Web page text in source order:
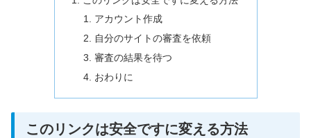
アカウント作成
自分のサイトの審査を依頼
審査の結果を待つ
おわりに
このリンクは安全ですに変える方法